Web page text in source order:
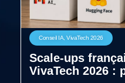
Conseil IA, VivaTech 2026
Scale-ups
VivaTech 2026 :